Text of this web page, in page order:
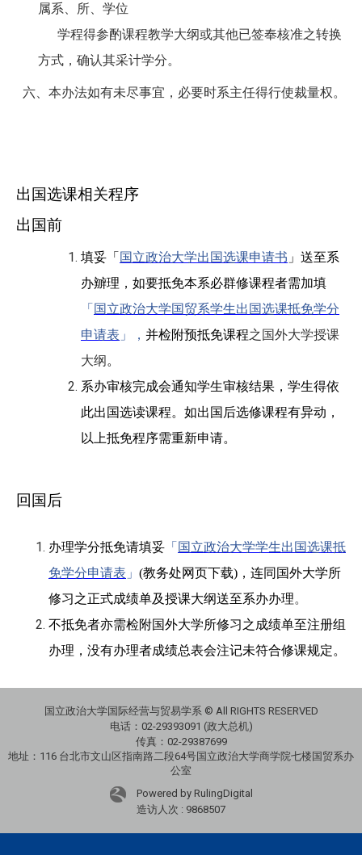
属系、所、学位
学程得参酌课程教学大纲或其他已签奉核准之转换
方式，确认其采计学分。
六、本办法如有未尽事宜，必要时系主任得行使裁量权。
出国选课相关程序
出国前
填妥「 国立政治大学出国选课申请书 」送至系
办辧理，如要抵免本系必群修课程者需加填
「 国立政治大学国贸系学生出国选课抵免学分
申请表 」， 并检附预抵免课程之国外大学授课
大纲 。
系办审核完成会通知学生审核结果，学生得依
此出国选读课程。 如出国后选修课程有异动，
以上抵免程序需重新申请。
回国后
办理学分抵免请填妥 「 国立政治大学学生出国选课抵
免学分申请表 」 (教务处网页下载) ，连同国外大学所
修习之正式成绩单及授课大纲送至系办办理。
不抵免者亦需检附国外大学所修习之成绩单至注册组
办理，没有办理者成绩总表会注记未符合修课规定。
国立政治大学国际经营与贸易学系 © All RIGHTS RESERVED
电话： 02-29393091 (政大总机)
传真：02-29387699
地址： 116 台北市文山区指南路二段64号国立政治大学商学院七楼国贸系办
公室
Powered by RulingDigital
造访人次 : 9868507